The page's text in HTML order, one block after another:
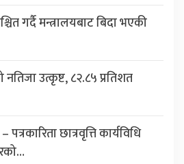
गर्दै मन्त्रालयबाट बिदा भएकी
नतिजा उत्कृष्ट, ८२.८५ प्रतिशत
छात्रवृत्ति कार्यविधि